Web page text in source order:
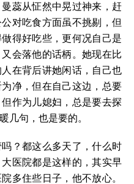
蕊从怔然中晃过神来，赶
对吃食方面虽不挑剔，但
得好吃些，更何况自己是
会落他的话柄。她现在比
在背后讲她闲话，自己也
净，但在自己这边，总要
作为儿媳妇，总是要去探
几句，也是要的。
？都这么多天了，什么时
医院都是这样的，其实早
多住些日子，他不放心。